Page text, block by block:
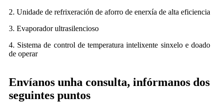
2. Unidade de refrixeración de aforro de enerxía de alta eficiencia
3. Evaporador ultrasilencioso
4. Sistema de control de temperatura intelixente sinxelo e doado
de operar
Envíanos unha consulta, infórmanos dos
seguintes puntos